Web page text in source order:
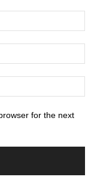
for the next